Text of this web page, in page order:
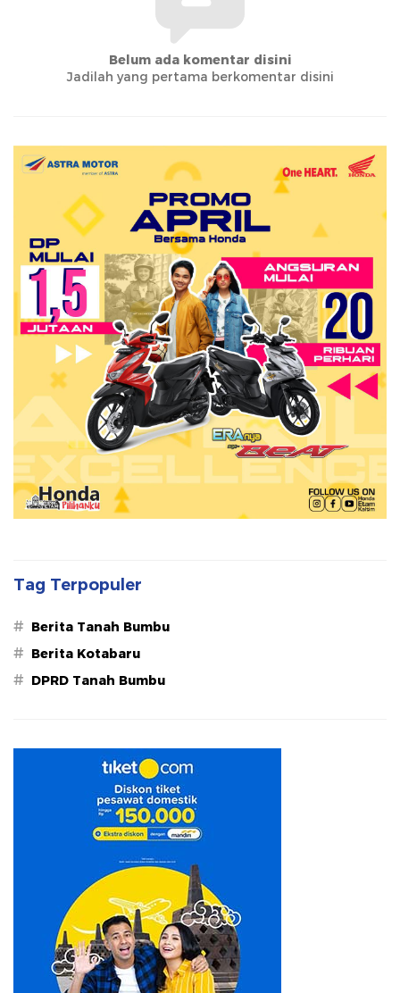
Belum ada komentar disini
Jadilah yang pertama berkomentar disini
Tag Terpopuler
# Berita Tanah Bumbu
# Berita Kotabaru
# DPRD Tanah Bumbu